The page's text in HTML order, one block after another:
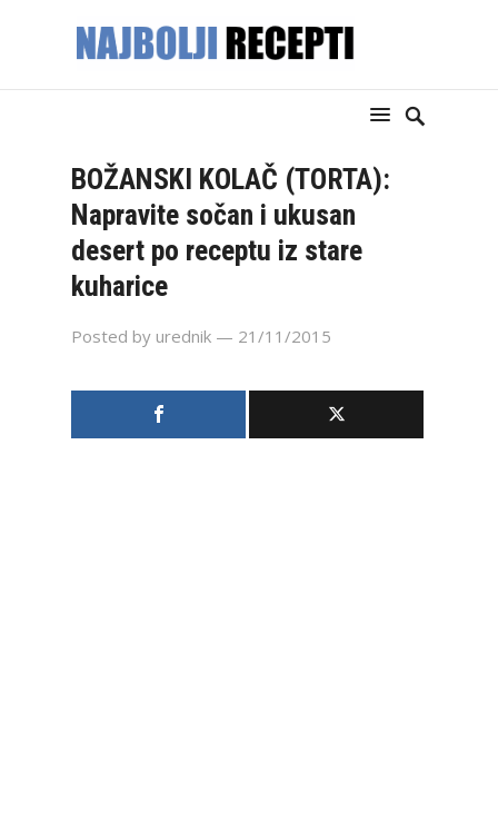
BOŽANSKI KOLAČ (TORTA):
Napravite sočan i ukusan
desert po receptu iz stare
kuharice
Posted by urednik — 21/11/2015